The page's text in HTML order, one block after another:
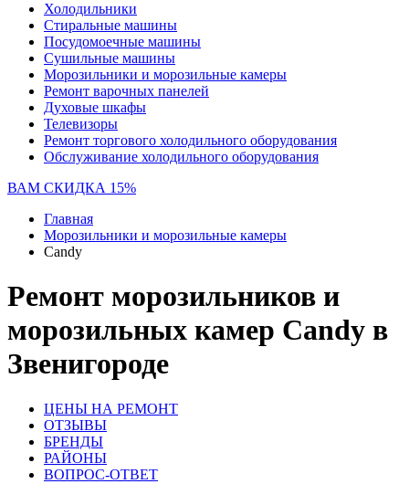
Холодильники
Стиральные машины
Посудомоечные машины
Сушильные машины
Морозильники и морозильные камеры
Ремонт варочных панелей
Духовые шкафы
Телевизоры
Ремонт торгового холодильного оборудования
Обслуживание холодильного оборудования
ВАМ СКИДКА 15%
Главная
Морозильники и морозильные камеры
Candy
Ремонт морозильников и
морозильных камер Candy в
Звенигороде
ЦЕНЫ НА РЕМОНТ
ОТЗЫВЫ
БРЕНДЫ
РАЙОНЫ
ВОПРОС-ОТВЕТ